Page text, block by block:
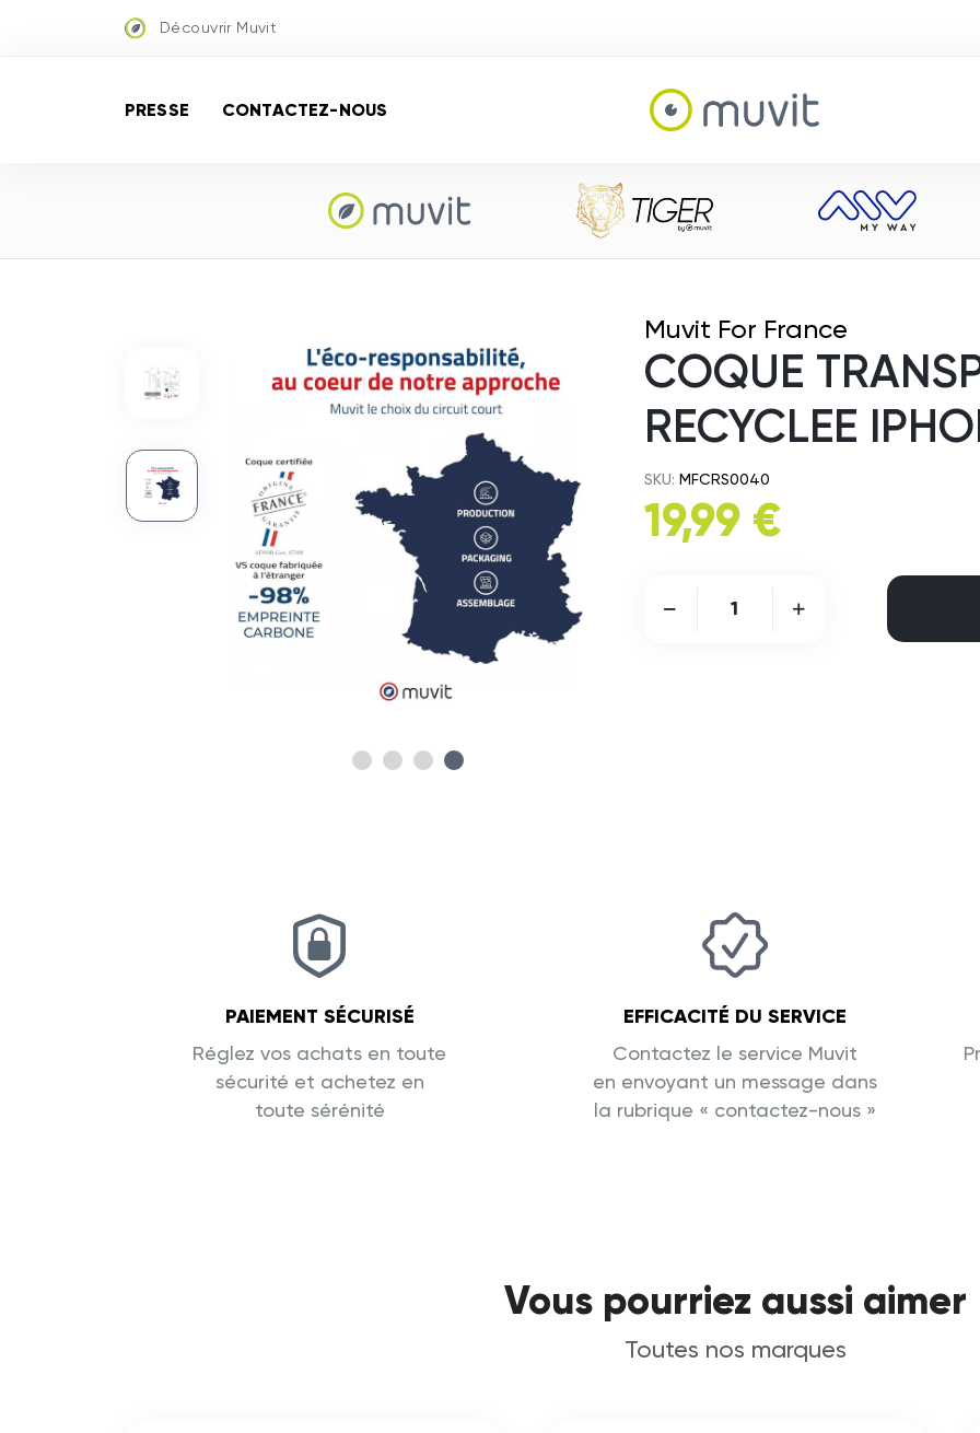
Découvrir Muvit
PRESSE CONTACTEZ-NOUS
Muvit For France
COQUE
RECYCLEE
SKU: MFCRS0040
19,99 €
PAIEMENT SÉCURISÉ
Réglez vos achats en toute
sécurité et achetez en
toute sérénité
EFFICACITÉ DU SERVICE
Contactez le service Muvit
en envoyant un message dans
la rubrique « contactez-nous »
Vous pourriez aussi aimer
Toutes nos marques